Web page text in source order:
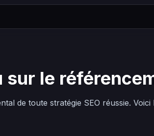
sur le
de toute stratégie SEO réussie. Voici